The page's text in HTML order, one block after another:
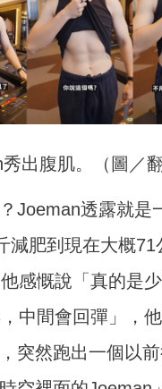
出腹肌。（圖／翻
Joeman透露就是
減肥到現在大概71
感慨說「真的是
中間會回彈」，
突然跑出一個以前